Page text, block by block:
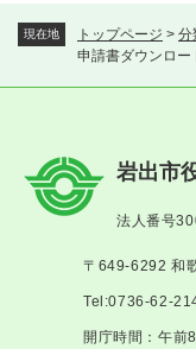
現在地 トップページ > 分
申請書ダウンロー
岩出市
法人番号
〒649-6292 和
Tel:0736-62-
開庁時間：午前